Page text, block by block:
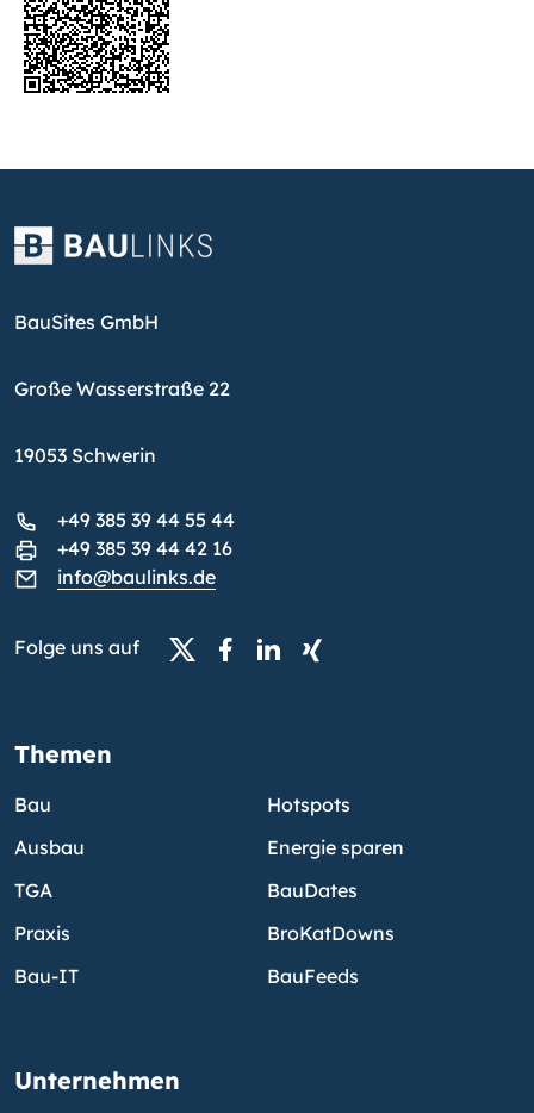
BauSites GmbH
Große Wasserstraße 22
19053 Schwerin
+49 385 39 44 55 44
+49 385 39 44 42 16
info@baulinks.de
Folge uns auf
Themen
Bau
Ausbau
TGA
Praxis
Bau-IT
Hotspots
Energie sparen
BauDates
BroKatDowns
BauFeeds
Unternehmen